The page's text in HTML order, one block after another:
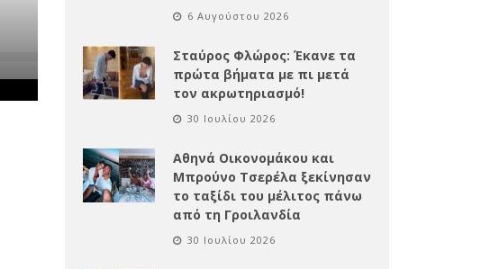
6 Αυγούστου 2026
Σταύρος Φλώρος: Έκανε τα
πρώτα βήματα με πι μετά
τον ακρωτηριασμό!
30 Ιουλίου 2026
Αθηνά Οικονομάκου και
Μπρούνο Τσερέλα ξεκίνησαν
το ταξίδι του μέλιτος πάνω
από τη Γροιλανδία
30 Ιουλίου 2026